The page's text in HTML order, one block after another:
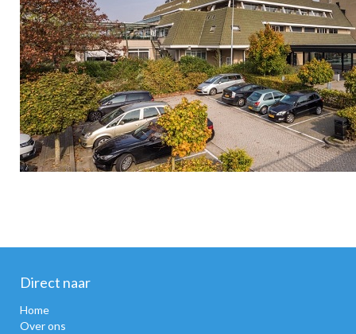
Direct naar
Home
Over ons